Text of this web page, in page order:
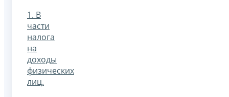
1. В
части
налога
на
доходы
физических
лиц.